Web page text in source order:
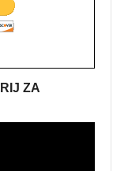
ZA